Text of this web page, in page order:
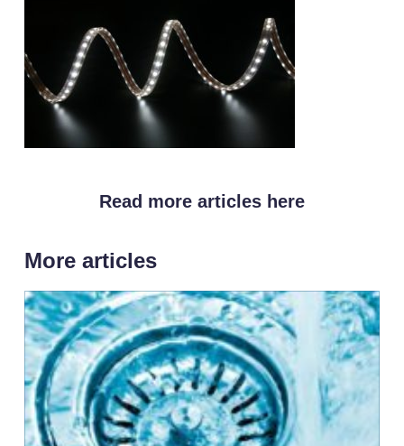
Read more articles here
More articles